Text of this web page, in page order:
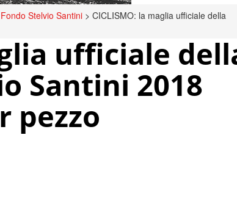
Stelvio Santini > CICLISMO: la maglia ufficiale della
ufficiale
Santini 2018
pezzo